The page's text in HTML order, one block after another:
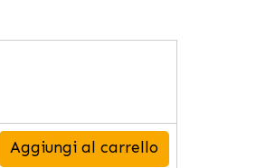
Aggiungi al carrello